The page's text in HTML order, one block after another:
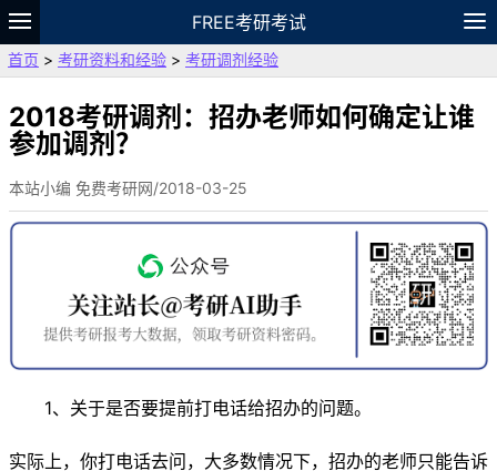
FREE考研考试
题库
故事 专题 APP
VIP
资料
首页 > 考研资料和经验 > 考研调剂经验
2018考研调剂：招办老师如何确定让谁
参加调剂？
本站小编 免费考研网/2018-03-25
1、关于是否要提前打电话给招办的问题。
实际上，你打电话去问，大多数情况下，招办的老师只能告诉